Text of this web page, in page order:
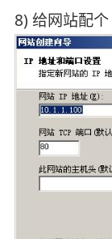
8) 给网站配